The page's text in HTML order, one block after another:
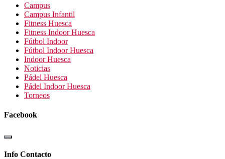
Campus
Campus Infantil
Fitness Huesca
Fitness Indoor Huesca
Fútbol Indoor
Fútbol Indoor Huesca
Indoor Huesca
Noticias
Pádel Huesca
Pádel Indoor Huesca
Torneos
Facebook
Info Contacto